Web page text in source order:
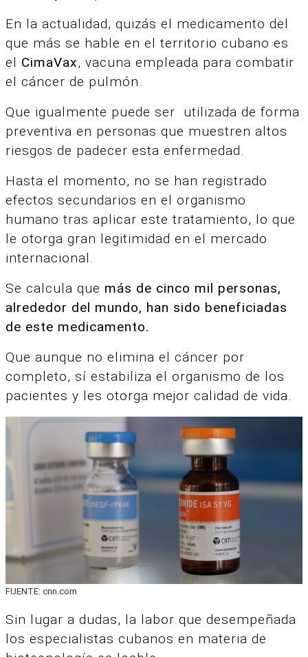
En la actualidad, quizás el medicamento del
que más se hable en el territorio cubano es
el CimaVax, vacuna empleada para combatir
el cáncer de pulmón.
Que igualmente puede ser utilizada de forma
preventiva en personas que muestren altos
riesgos de padecer esta enfermedad.
Hasta el momento, no se han registrado
efectos secundarios en el organismo
humano tras aplicar este tratamiento, lo que
le otorga gran legitimidad en el mercado
internacional.
Se calcula que más de cinco mil personas,
alrededor del mundo, han sido beneficiadas
de este medicamento.
Que aunque no elimina el cáncer por
completo, sí estabiliza el organismo de los
pacientes y les otorga mejor calidad de vida.
FUENTE: cnn.com
Sin lugar a dudas, la labor que desempeñada
los especialistas cubanos en materia de